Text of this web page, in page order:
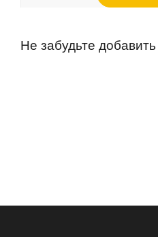
Не забудьте добавить